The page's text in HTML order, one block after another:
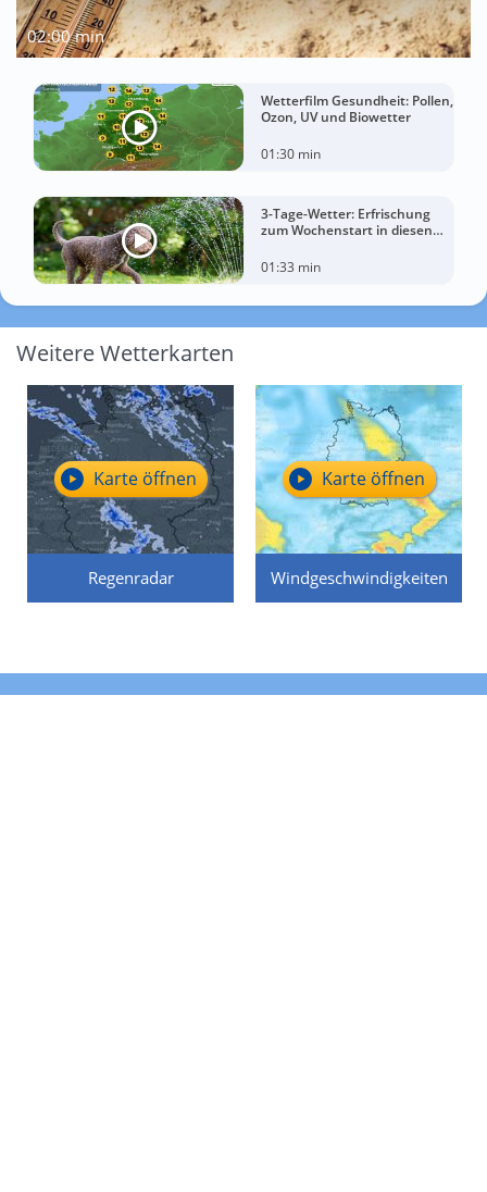
02:00 min
Wetterfilm Gesundheit: Pollen,
Ozon, UV und Biowetter
01:30 min
3-Tage-Wetter: Erfrischung
zum Wochenstart in diesen
01:33 min
Weitere Wetterkarten
Regenradar
Karte öffnen
Windgeschwindigkeiten
Karte öffnen